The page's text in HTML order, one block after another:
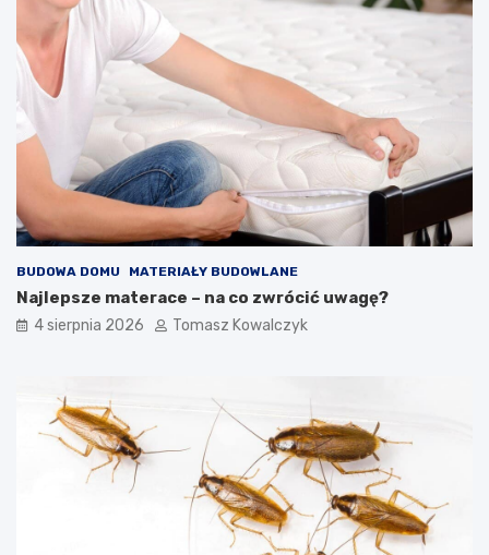
BUDOWA DOMU MATERIAŁY BUDOWLANE
Najlepsze materace – na co zwrócić uwagę?
4 sierpnia 2026 Tomasz Kowalczyk